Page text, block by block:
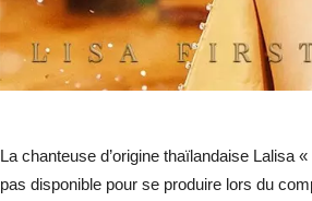
La chanteuse d’origine thaïlandaise Lalisa
pas disponible pour se produire lors du